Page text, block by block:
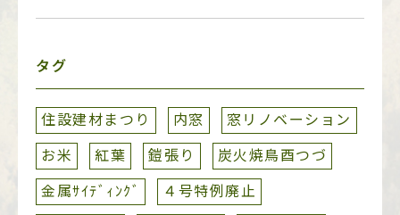
タグ
住設建材まつり 内窓
窓リノベーション
お米
紅葉 鎧張り
炭火焼鳥酉つづ
金属ｻｲﾃﾞｨﾝｸﾞ
４号特例廃止